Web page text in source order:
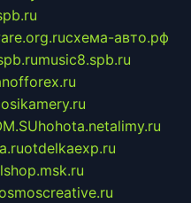
схема-авто.рф
music8.spb.ru
hohota.netalimy.ru
otdelkaexp.ru